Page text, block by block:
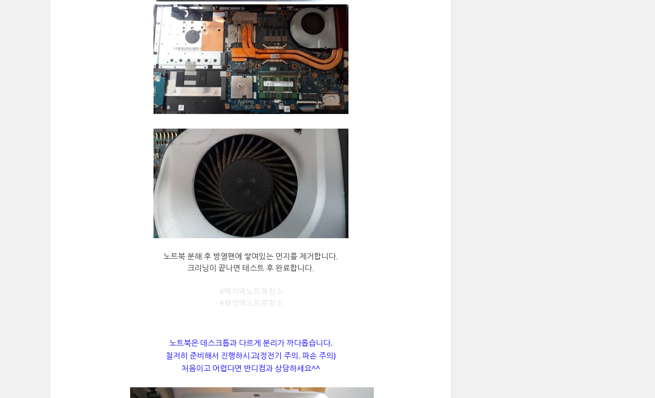
노트북 분해 후 방열팬에 쌓여있는 먼지를 제거합니다.
크리닝이 끝나면 테스트 후 완료합니다.
#백석역노트북청소
#화정역노트북청소
노트북은 데스크톱과 다르게 분리가 까다롭습니다.
철저히 준비해서 진행하시고(정전기 주의. 파손 주의)
처음이고 어렵다면 반디컴과 상담하세요^^